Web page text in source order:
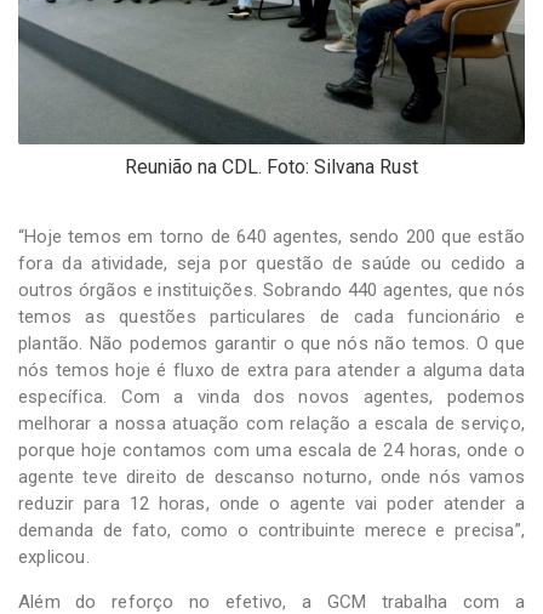
Reunião na CDL. Foto: Silvana Rust
“Hoje temos em torno de 640 agentes, sendo 200 que estão
fora da atividade, seja por questão de saúde ou cedido a
outros órgãos e instituições. Sobrando 440 agentes, que nós
temos as questões particulares de cada funcionário e
plantão. Não podemos garantir o que nós não temos. O que
nós temos hoje é fluxo de extra para atender a alguma data
específica. Com a vinda dos novos agentes, podemos
melhorar a nossa atuação com relação a escala de serviço,
porque hoje contamos com uma escala de 24 horas, onde o
agente teve direito de descanso noturno, onde nós vamos
reduzir para 12 horas, onde o agente vai poder atender a
demanda de fato, como o contribuinte merece e precisa”,
explicou.
Além do reforço no efetivo, a GCM trabalha com a